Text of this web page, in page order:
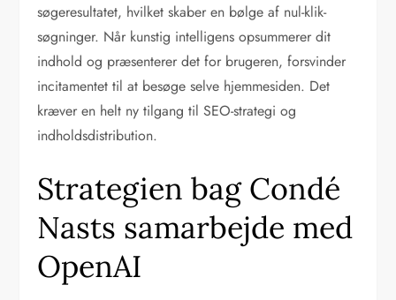
søgeresultatet, hvilket skaber en bølge af nul-klik-
søgninger. Når kunstig intelligens opsummerer dit
indhold og præsenterer det for brugeren, forsvinder
incitamentet til at besøge selve hjemmesiden. Det
kræver en helt ny tilgang til SEO-strategi og
indholdsdistribution.
Strategien bag Condé
Nasts samarbejde med
OpenAI